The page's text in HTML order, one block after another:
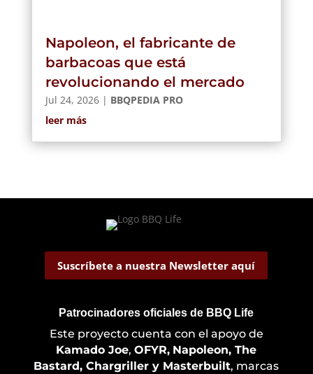
Napoleon, el fabricante de
barbacoas que está
revolucionando el mercado
Jul 24, 2026| BBQPEDIA PRO
leer más
Suscríbete a nuestra Newsletter aquí
Patrocinadores oficiales de BBQ Life
Este proyecto cuenta con el apoyo de
Kamado Joe,OFYR, Napoleon, The
Bastard, Chargriller y Masterbuilt, marcas